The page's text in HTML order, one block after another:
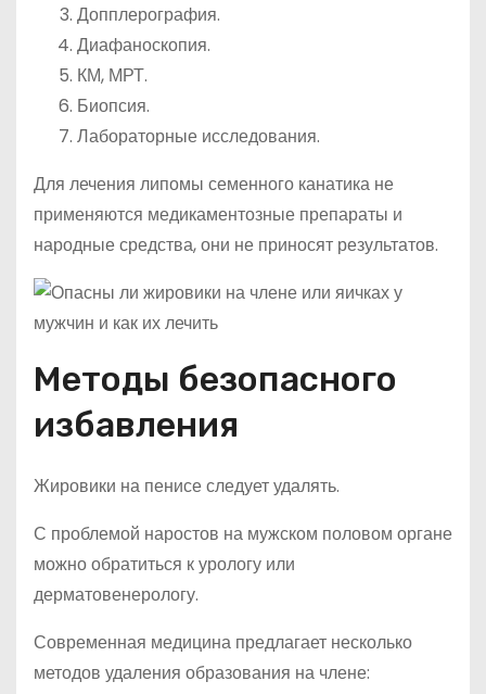
Допплерография.
Диафаноскопия.
КМ, МРТ.
Биопсия.
Лабораторные исследования.
Для лечения липомы семенного канатика не
применяются медикаментозные препараты и
народные средства, они не приносят результатов.
Методы безопасного
избавления
Жировики на пенисе следует удалять.
С проблемой наростов на мужском половом органе
можно обратиться к урологу или
дерматовенерологу.
Современная медицина предлагает несколько
методов удаления образования на члене: